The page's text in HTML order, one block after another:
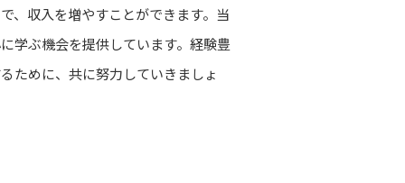
、収入を増やすことができます。当
学ぶ機会を提供しています。経験豊
ために、共に努力していきましょ